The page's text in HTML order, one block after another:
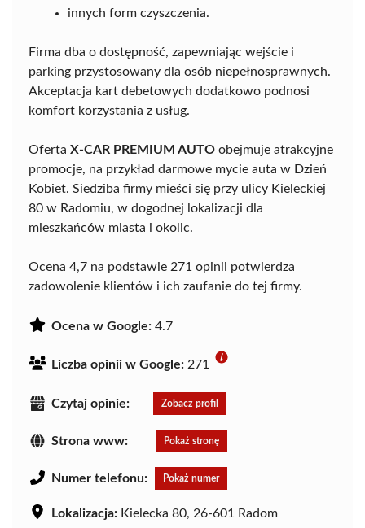
innych form czyszczenia.
Firma dba o dostępność, zapewniając wejście i
parking przystosowany dla osób niepełnosprawnych.
Akceptacja kart debetowych dodatkowo podnosi
komfort korzystania z usług.
Oferta X-CAR PREMIUM AUTO obejmuje atrakcyjne
promocje, na przykład darmowe mycie auta w Dzień
Kobiet. Siedziba firmy mieści się przy ulicy Kieleckiej
80 w Radomiu, w dogodnej lokalizacji dla
mieszkańców miasta i okolic.
Ocena 4,7 na podstawie 271 opinii potwierdza
zadowolenie klientów i ich zaufanie do tej firmy.
Ocena w Google: 4.7
Liczba opinii w Google: 271
Czytaj opinie: Zobacz profil
Strona www: Pokaż stronę
Numer telefonu: Pokaż numer
Lokalizacja: Kielecka 80, 26-601 Radom